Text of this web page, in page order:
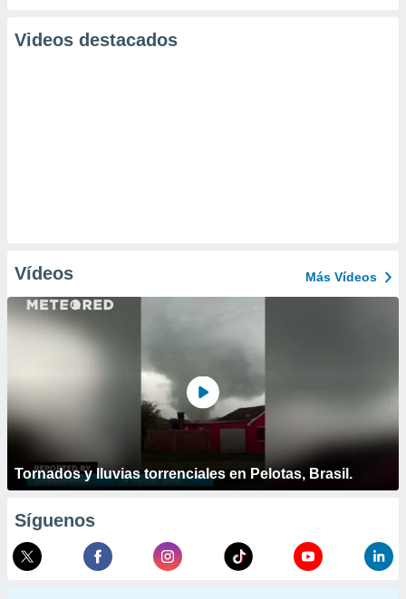
Videos destacados
Vídeos Más Vídeos
Tornados y lluvias torrenciales en Pelotas, Brasil.
Síguenos